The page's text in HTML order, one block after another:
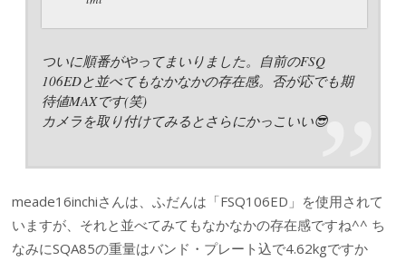
ついに順番がやってまいりました。自前のFSQ
106EDと並べてもなかなかの存在感。否が応でも期
待値MAXです(笑)
カメラを取り付けてみるとさらにかっこいい😎
meade16inchiさんは、ふだんは「FSQ106ED」を使用されて
いますが、それと並べてみてもなかなかの存在感ですね^^ ち
なみにSQA85の重量はバンド・プレート込で4.62kgですか